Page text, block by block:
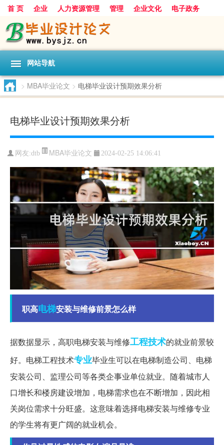
首 页 企业 人力资源管理 管理 企业文化
电子政务
数据
旅游 项目 浅谈 发展
网站导航
> MBA毕业论文 > 电梯毕业设计预期效果分析
电梯毕业设计预期效果分析
网友:dtb MBA毕业论文 2024-02-25 14:06:41
职高电梯安装与维修前景怎么样
据数据显示，高职电梯安装与维修工程技术的就业前景较
好。电梯工程技术专业毕业生可以在电梯制造公司、电梯
安装公司、监理公司等各类企事业单位就业。随着城市人
口增长和楼房建设增加，电梯需求也在不断增加，因此相
关岗位需求十分旺盛。这意味着选择电梯安装与维修专业
的学生将有更广阔的就业机会。